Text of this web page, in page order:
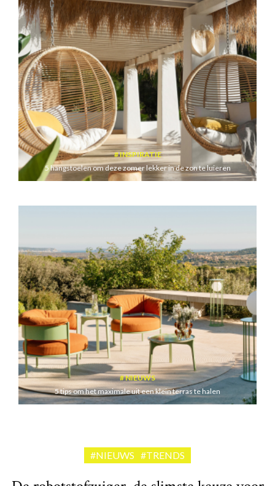
INSPIRATIE
5 hangstoelen om deze zomer lekker in de zon te luieren
NIEUWS
5 tips om het maximale uit een klein terras te halen
#NIEUWS #TRENDS